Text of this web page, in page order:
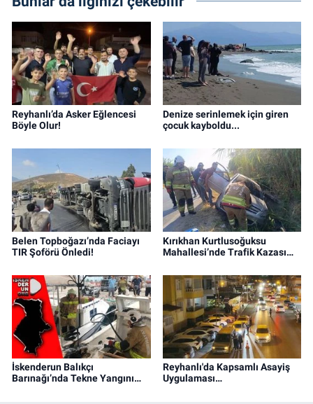
Reyhanlı’da Asker Eğlencesi
Böyle Olur!
Denize serinlemek için giren
çocuk kayboldu...
Belen Topboğazı’nda Faciayı
TIR Şoförü Önledi!
Kırıkhan Kurtlusoğuksu
Mahallesi’nde Trafik Kazası…
İskenderun Balıkçı
Barınağı’nda Tekne Yangını…
Reyhanlı'da Kapsamlı Asayiş
Uygulaması…